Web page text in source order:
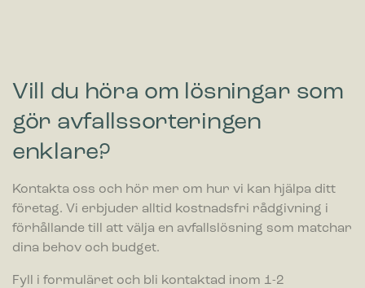
Vill du höra om lösningar som
gör avfallssorteringen
enklare?
Kontakta oss och hör mer om hur vi kan hjälpa ditt
företag. Vi erbjuder alltid kostnadsfri rådgivning i
förhållande till att välja en avfallslösning som matchar
dina behov och budget.
Fyll i formuläret och bli kontaktad inom 1-2